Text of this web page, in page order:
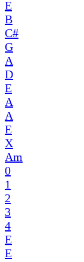
E
B
C#
G
A
D
E
A
A
E
X
Am
0
1
2
3
4
E
E